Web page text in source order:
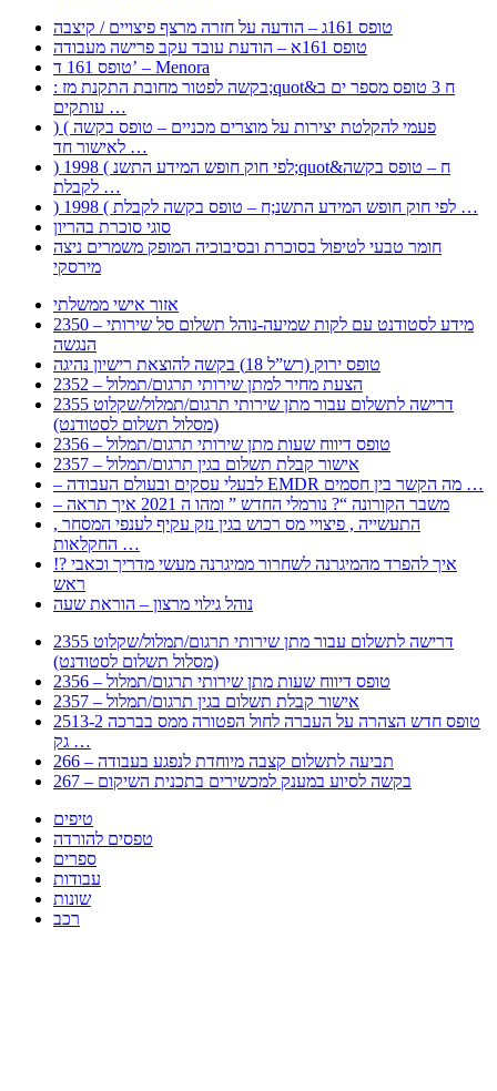
טופס 161ג – הודעה על חזרה מרצף פיצויים / קיצבה
טופס 161א – הודעת עובד עקב פרישה מעבודה
טופס 161 ד’ – Menora
: בקשה לפטור מחובת התקנת מז;quot&ח 3 טופס מספר ים ב
עותקים …
) ( פעמי להקלטת יצירות על מוצרים מכניים – טופס בקשה
לאישור חד …
) 1998 ( לפי חוק חופש המידע התשנ;quot&ח – טופס בקשה
לקבלת …
) 1998 ( לפי חוק חופש המידע התשנ;ח – טופס בקשה לקבלת …
סוגי סוכרת בהריון
חומר טבעי לטיפול בסוכרת ובסיבוכיה המופק משמרים ניצה
מירסקי
אזור אישי ממשלתי
2350 – מידע לסטודנט עם לקות שמיעה-נוהל תשלום סל שירותי
הנגשה
טופס ירוק (רש”ל 18) בקשה להוצאת רישיון נהיגה
2352 – הצעת מחיר למתן שירותי תרגום/תמלול
2355 דרישה לתשלום עבור מתן שירותי תרגום/תמלול/שקלוט
(מסלול תשלום לסטודנט)
2356 – טופס דיווח שעות מתן שירותי תרגום/תמלול
2357 – אישור קבלת תשלום בגין תרגום/תמלול
– לבעלי עסקים ובעולם העבודה EMDR מה הקשר בין חסמים …
– משבר הקורונה “? נורמלי החדש ” ומהו ה 2021 איך תראה
, התעשייה , פיצויי מס רכוש בגין נזק עקיף לענפי המסחר
החקלאות …
!? איך להפרד מהמיגרנה לשחרור ממיגרנה מעשי מדריך וכאבי
ראש
נוהל גילוי מרצון – הוראת שעה
2355 דרישה לתשלום עבור מתן שירותי תרגום/תמלול/שקלוט
(מסלול תשלום לסטודנט)
2356 – טופס דיווח שעות מתן שירותי תרגום/תמלול
2357 – אישור קבלת תשלום בגין תרגום/תמלול
2513-2 טופס חדש הצהרה על העברה לחול הפטורה ממס בברכה
גק …
266 – תביעה לתשלום קצבה מיוחדת לנפגע בעבודה
267 – בקשה לסיוע במענק למכשירים בתכנית השיקום
טיפים
טפסים להורדה
ספרים
עבודות
שונות
רכב